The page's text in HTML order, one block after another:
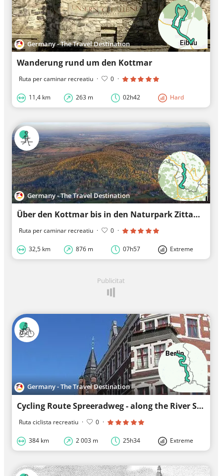
Germany - The Travel Destination
Wanderung rund um den Kottmar
Ruta per caminar recreatiu · 0 ·
11,4 km 263 m 02h42 Hard
Germany - The Travel Destination
Über den Kottmar bis in den Naturpark Zittauer Gebirge
Ruta per caminar recreatiu · 0 ·
32,5 km 876 m 07h57 Extreme
Publicitat
Germany - The Travel Destination
Cycling Route Spreeradweg - along the River Spree from Saxony to Berlin
Ruta ciclista recreatiu · 0 ·
384 km 2 003 m 25h34 Extreme